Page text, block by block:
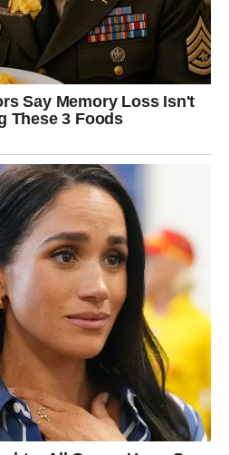
emocija. Intuicija vam govori
prošlosti ili razgovor koji
u vezi, vreme je da kažete šta
ili novom pravcu.
sigurnost, ali izbegnite
iz straha od samoće.
RASTE,